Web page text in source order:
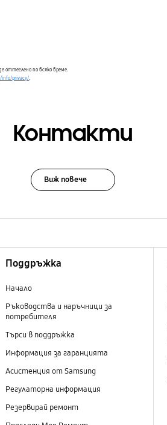
оттеглено по всяко време.
info/privacy/.
Контакти
Виж повече
Поддръжка
Начало
Ръководства и наръчници за
потребителя
Търси в поддръжка
Информация за гаранцията
Асистенция от Samsung
Регулаторна информация
Резервирай ремонт